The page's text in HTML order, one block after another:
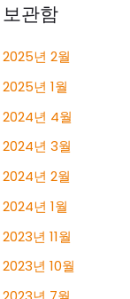
보관함
2025년 2월
2025년 1월
2024년 4월
2024년 3월
2024년 2월
2024년 1월
2023년 11월
2023년 10월